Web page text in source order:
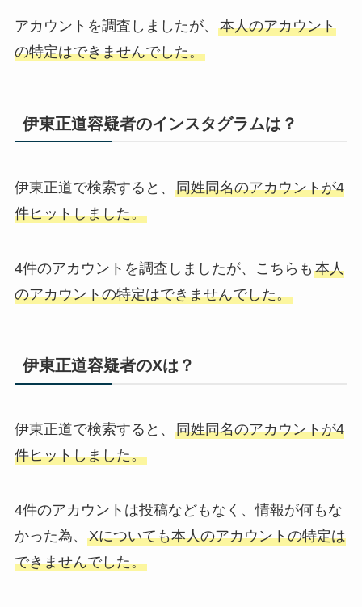
アカウントを調査しましたが、 本人のアカウント
の特定はできませんでした。
伊東正道容疑者のインスタグラムは？
伊東正道で検索すると、 同姓同名のアカウントが4
件ヒットしました。
4件のアカウントを調査しましたが、こちらも 本人
のアカウントの特定はできませんでした。
伊東正道容疑者のXは？
伊東正道で検索すると、 同姓同名のアカウントが4
件ヒットしました。
4件のアカウントは投稿などもなく、情報が何もな
かった為、 Xについても本人のアカウントの特定は
できませんでした。